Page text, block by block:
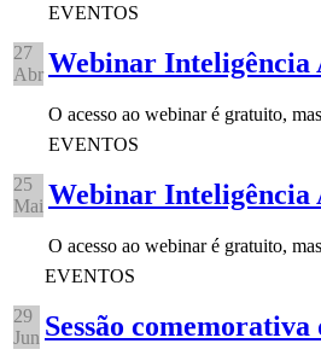
27
Abr
EVENTOS
Webinar Inteligência
O acesso ao webinar é gratuito,
25
Mai
EVENTOS
Webinar Inteligência
O acesso ao webinar é gratuito,
29
Jun
EVENTOS
Sessão